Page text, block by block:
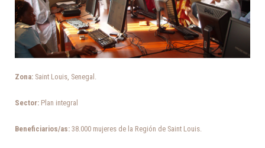
Zona: Saint Louis, Senegal.
Sector: Plan integral
Beneficiarios/as: 38.000 mujeres de la Región de Saint Louis.